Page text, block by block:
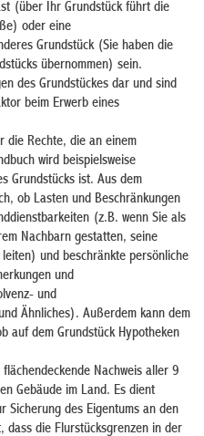
(über Ihr Grundstück führt die
oder eine
Grundstück (Sie haben die
übernommen) sein.
des Grundstückes dar und sind
beim Erwerb eines
die Rechte, die an einem
wird beispielsweise
Grundstücks ist. Aus dem
ob Lasten und Beschränkungen
(z.B. wenn Sie als
Nachbarn gestatten, seine
und beschränkte persönliche
und
und
Ähnliches). Außerdem kann dem
auf dem Grundstück Hypotheken
Nachweis aller 9
Gebäude im Land. Es dient
Sicherung des Eigentums an den
dass die Flurstücksgrenzen in der